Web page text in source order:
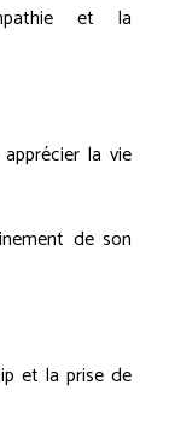
et la
la vie
de son
et la prise de